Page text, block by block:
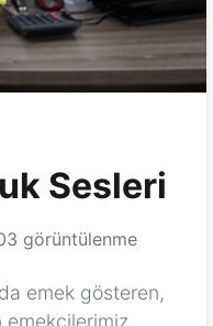
Sesleri
görüntülenme
emek gösteren,
emekçilerimiz.